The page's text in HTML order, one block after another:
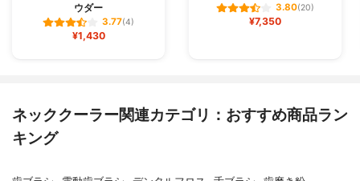
ウダー
3.77(4)
¥1,430
3.80(20)
¥7,350
ネッククーラー関連カテゴリ：おすすめ商品ラン
キング